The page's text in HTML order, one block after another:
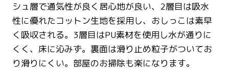
シュ層で通気性が良く居心地が良い、2層目は吸水
性に優れたコットン生地を採用し、おしっこは素早
く吸収される。3層目はPU素材を使用し水が通りに
くく、床に沁みず。裏面は滑り止め粒子がついてお
り滑りにくい。部屋のお掃除も楽になります。